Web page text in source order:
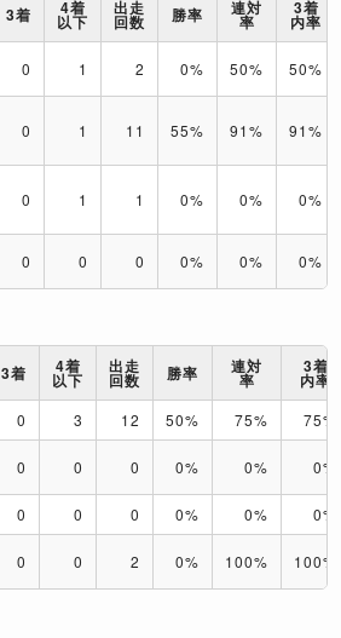
3着 4着
以下
出走
回数 勝率 連対
率
3着
内率
0 1 2 0% 50% 50%
0 1 11 55% 91% 91%
0 1 1 0% 0% 0%
0 0 0 0% 0% 0%
3着 4着
以下
出走
回数 勝率 連対
率
3着
内率
0 3 12 50% 75% 75%
0 0 0 0% 0% 0%
0 0 0 0% 0% 0%
0 0 2 0% 100% 100%